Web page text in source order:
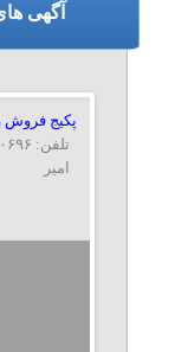
آگهی
پکیج
امیر
تلفن: ۰۹۳۰۷۲۷۰۶۹۶